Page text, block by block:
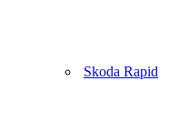
Skoda Rapid